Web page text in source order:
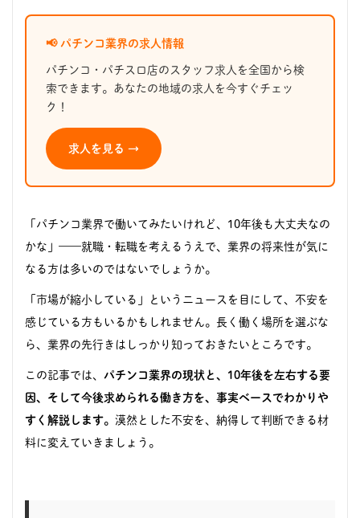
📢 パチンコ業界の求人情報
パチンコ・パチスロ店のスタッフ求人を全国から検
索できます。あなたの地域の求人を今すぐチェッ
ク！
求人を見る →
「パチンコ業界で働いてみたいけれど、10年後も大丈夫なの
かな」——就職・転職を考えるうえで、業界の将来性が気に
なる方は多いのではないでしょうか。
「市場が縮小している」というニュースを目にして、不安を
感じている方もいるかもしれません。長く働く場所を選ぶな
ら、業界の先行きはしっかり知っておきたいところです。
この記事では、 パチンコ業界の現状と、10年後を左右する要
因、そして今後求められる働き方を、事実ベースでわかりや
すく解説します。 漠然とした不安を、納得して判断できる材
料に変えていきましょう。